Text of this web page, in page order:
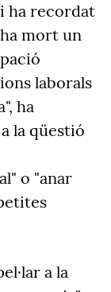
ha recordat
mort un
laborals
ha
la qüestió
o "anar
a la